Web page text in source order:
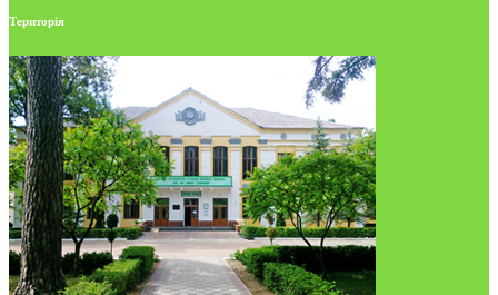
Територія